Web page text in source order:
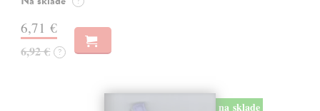
6,71 €
6,92 € ?
na sklade